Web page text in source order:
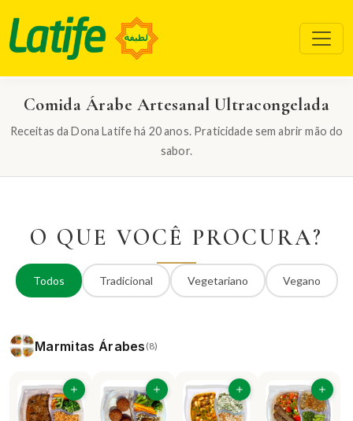
Comida Árabe Artesanal Ultracongelada
Receitas da Dona Latife há 20 anos. Praticidade sem abrir mão do
sabor.
O QUE VOCÊ PROCURA?
Todos Tradicional Vegetariano Vegano
Marmitas Árabes (8)